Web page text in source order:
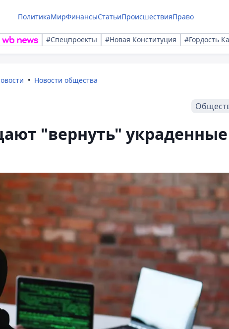
ПолитикаМирФинансыСтатьиПроисшествияПраво
#Спецпроекты #Новая Конституция #Гордость
Новости общества
"вернуть" украденные